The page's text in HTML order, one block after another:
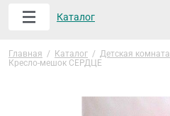
Каталог
Главная / Каталог / Детская комната
Кресло-мешок СЕРДЦЕ